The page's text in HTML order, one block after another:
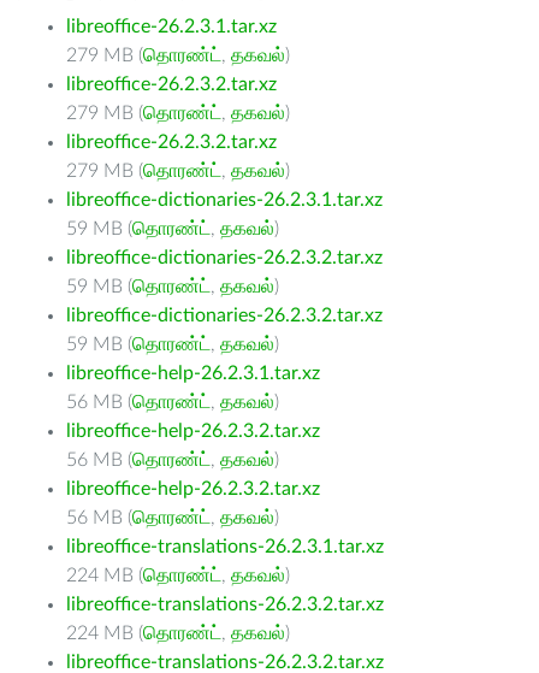
libreoffice-26.2.3.1.tar.xz
279 MB (தொரண்ட் , தகவல்)
libreoffice-26.2.3.2.tar.xz
279 MB (தொரண்ட் , தகவல்)
libreoffice-26.2.3.2.tar.xz
279 MB (தொரண்ட் , தகவல்)
libreoffice-dictionaries-26.2.3.1.tar.xz
59 MB (தொரண்ட் , தகவல்)
libreoffice-dictionaries-26.2.3.2.tar.xz
59 MB (தொரண்ட் , தகவல்)
libreoffice-dictionaries-26.2.3.2.tar.xz
59 MB (தொரண்ட் , தகவல்)
libreoffice-help-26.2.3.1.tar.xz
56 MB (தொரண்ட் , தகவல்)
libreoffice-help-26.2.3.2.tar.xz
56 MB (தொரண்ட் , தகவல்)
libreoffice-help-26.2.3.2.tar.xz
56 MB (தொரண்ட் , தகவல்)
libreoffice-translations-26.2.3.1.tar.xz
224 MB (தொரண்ட் , தகவல்)
libreoffice-translations-26.2.3.2.tar.xz
224 MB (தொரண்ட் , தகவல்)
libreoffice-translations-26.2.3.2.tar.xz